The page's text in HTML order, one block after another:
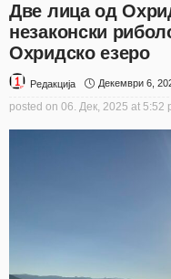
Две лица од
незаконски
Охридско езеро
Редакција Декември 6,
posted on 06. Дек, 2025 at 5:52